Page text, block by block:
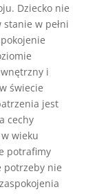
Dziecko nie
w pełni
i
świecie
jest
cechy
wieku
potrafimy
potrzeby nie